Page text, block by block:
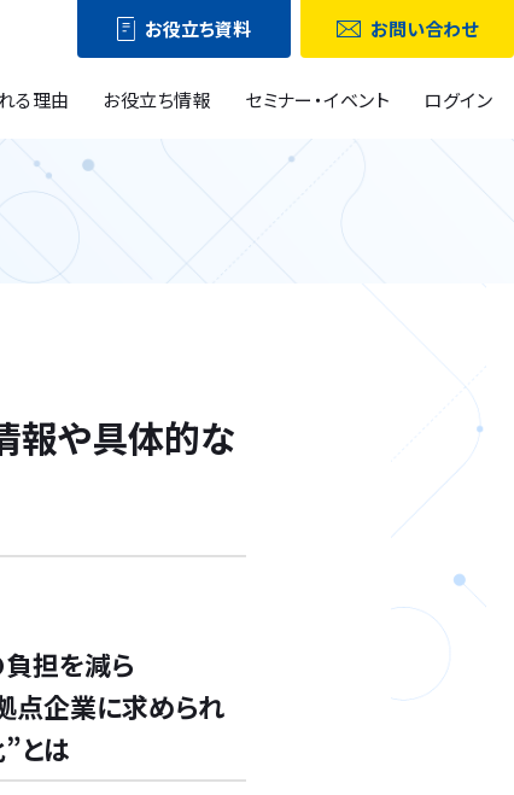
お役立ち資料 お問い合わせ
る理由 お役立ち情報 セミナー・イベント ログイン
報や具体的な
担を減ら
求められ
とは